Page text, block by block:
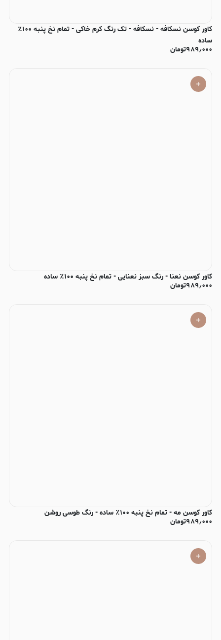
کاور کوسن نسکافه - نسکافه - تک رنگ کرم خاکی - تمام نخ پنبه ۱۰۰٪
ساده
۹۸۹٫۰۰۰تومان
کاور کوسن نعنا - رنگ سبز نعنایی - تمام نخ پنبه ۱۰۰٪ ساده
۹۸۹٫۰۰۰تومان
کاور کوسن مه - تمام نخ پنبه ۱۰۰٪ ساده - رنگ طوسی روشن
۹۸۹٫۰۰۰تومان